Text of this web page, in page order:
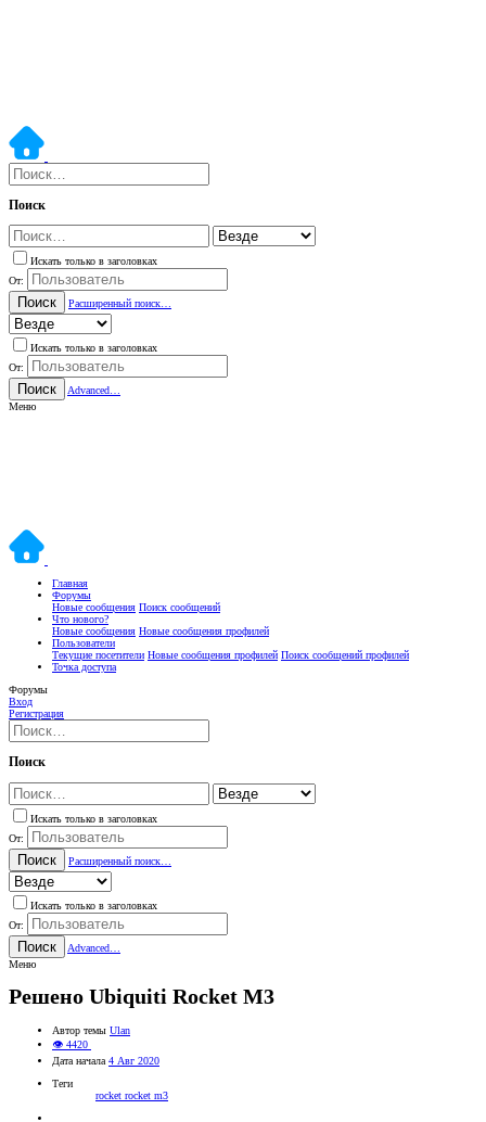
Поиск
Искать только в заголовках
От:
Поиск Расширенный поиск…
Искать только в заголовках
От:
Поиск
Advanced…
Меню
Главная
Форумы
Новые сообщения Поиск сообщений
Что нового?
Новые сообщения Новые сообщения профилей
Пользователи
Текущие посетители Новые сообщения профилей Поиск сообщений профилей
Точка доступа
Форумы
Вход
Регистрация
Поиск
Искать только в заголовках
От:
Поиск Расширенный поиск…
Искать только в заголовках
От:
Поиск
Advanced…
Меню
Решено Ubiquiti Rocket M3
Автор темы Ulan
👁 4420
Дата начала 4 Авг 2020
Теги
rocket rocket m3